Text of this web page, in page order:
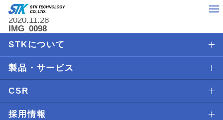
2020.11.28
IMG_0098
STKについて
製品・サービス
CSR
採用情報